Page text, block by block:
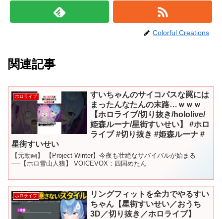
Colorful Creations
関連記事
ホロライブ
すいちゃんのサイコパスな罠には
まったんなたんの末路…ｗｗｗ
【ホロライブ/切り抜き/hololive/
姫森ルーナ/星街すいせい】 #ホロ
ライブ #切り抜き #姫森ルーナ #
星街すいせい
【元動画】 【Project Winter】今夜も壮絶なサバイバルが始まる
──【ホロ雪山人狼】 VOICEVOX：四国めたん
ホロライブ
リングフィットを全力でやるすい
ちゃん【星街すいせい／おうち
3D／切り抜き／ホロライブ】